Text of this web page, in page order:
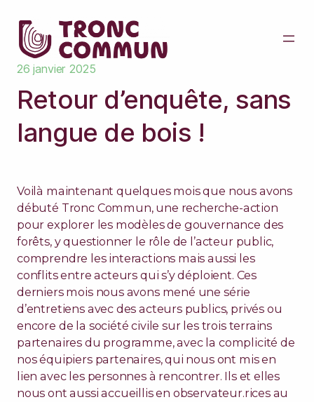
26 janvier 2025
Retour d’enquête, sans
langue de bois !
Voilà maintenant quelques mois que nous avons
débuté Tronc Commun, une recherche-action
pour explorer les modèles de gouvernance des
forêts, y questionner le rôle de l’acteur public,
comprendre les interactions mais aussi les
conflits entre acteurs qui s’y déploient. Ces
derniers mois nous avons mené une série
d’entretiens avec des acteurs publics, privés ou
encore de la société civile sur les trois terrains
partenaires du programme, avec la complicité de
nos équipiers partenaires, qui nous ont mis en
lien avec les personnes à rencontrer. Ils et elles
nous ont aussi accueillis en observateur.rices au